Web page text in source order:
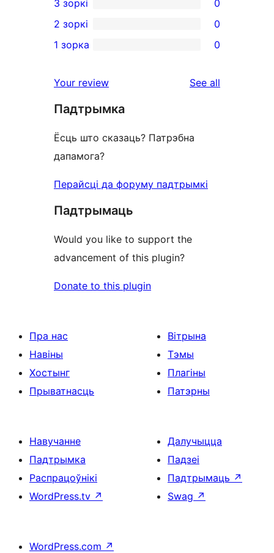
star
reviews
4-
star
reviews
0
3-
star
3 зоркі 0
2-
reviews
2 зоркі 0
star
reviews
1 зорка 0
Your review See all
Падтрымка
Ёсць што сказаць? Патрэбна
дапамога?
Перайсці да форуму падтрымкі
Падтрымаць
Would you like to support the
advancement of this plugin?
Donate to this plugin
Пра нас
Навіны
Хостынг
Прыватнасць
Вітрына
Тэмы
Плагіны
Патэрны
Навучанне
Падтрымка
Распрацоўнікі
WordPress.tv ↗
Далучыцца
Падзеі
Падтрымаць ↗
Swag ↗
WordPress.com ↗